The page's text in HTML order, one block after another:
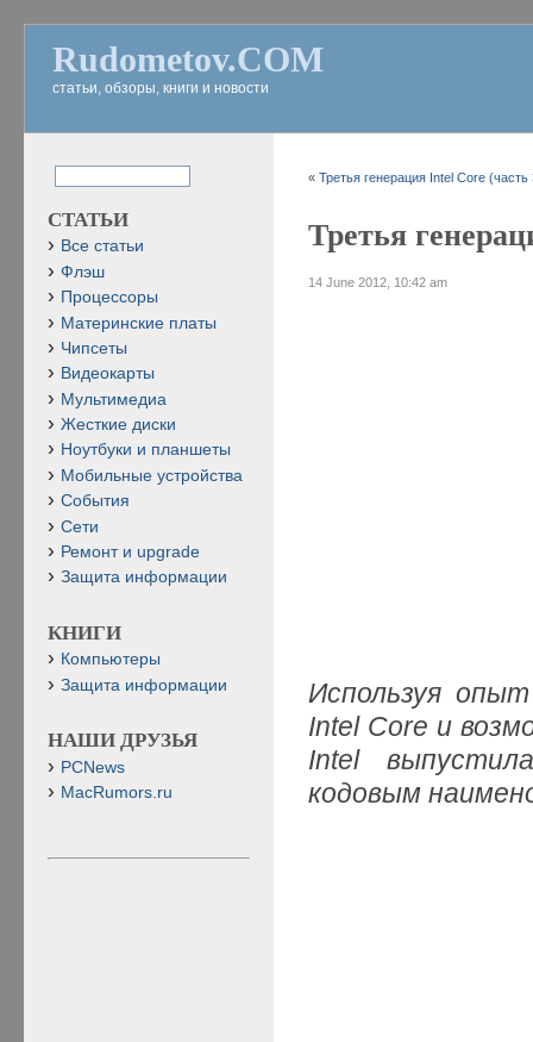
Rudometov.COM
статьи, обзоры, книги и новости
«Третья генерация Intel Core (часть
Третья
14 June 2012, 10:42 am
Используя
Intel Core и
Intel
кодовым
СТАТЬИ
Все статьи
Флэш
Процессоры
Материнские платы
Чипсеты
Видеокарты
Мультимедиа
Жесткие диски
Ноутбуки и планшеты
Мобильные устройства
События
Сети
Ремонт и upgrade
Защита информации
КНИГИ
Компьютеры
Защита информации
НАШИ ДРУЗЬЯ
PCNews
MacRumors.ru